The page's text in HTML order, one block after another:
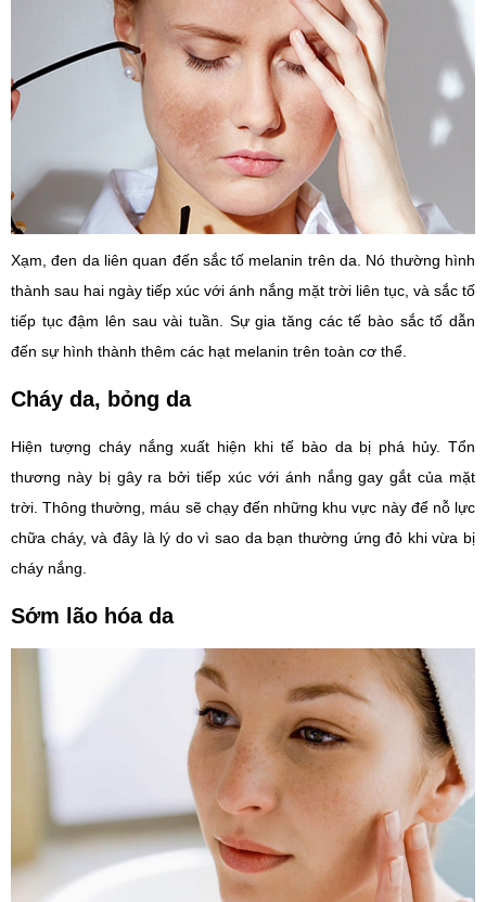
Xạm, đen da liên quan đến sắc tố melanin trên da. Nó thường hình
thành sau hai ngày tiếp xúc với ánh nắng mặt trời liên tục, và sắc tố
tiếp tục đậm lên sau vài tuần. Sự gia tăng các tế bào sắc tố dẫn
đến sự hình thành thêm các hạt melanin trên toàn cơ thể.
Cháy da, bỏng da
Hiện tượng cháy nắng xuất hiện khi tế bào da bị phá hủy. Tổn
thương này bị gây ra bởi tiếp xúc với ánh nắng gay gắt của mặt
trời. Thông thường, máu sẽ chạy đến những khu vực này để nỗ lực
chữa cháy, và đây là lý do vì sao da bạn thường ứng đỏ khi vừa bị
cháy nắng.
Sớm lão hóa da